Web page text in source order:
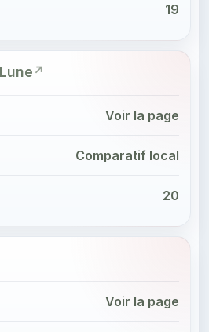
19
Voir la page
Comparatif local
20
Voir la page